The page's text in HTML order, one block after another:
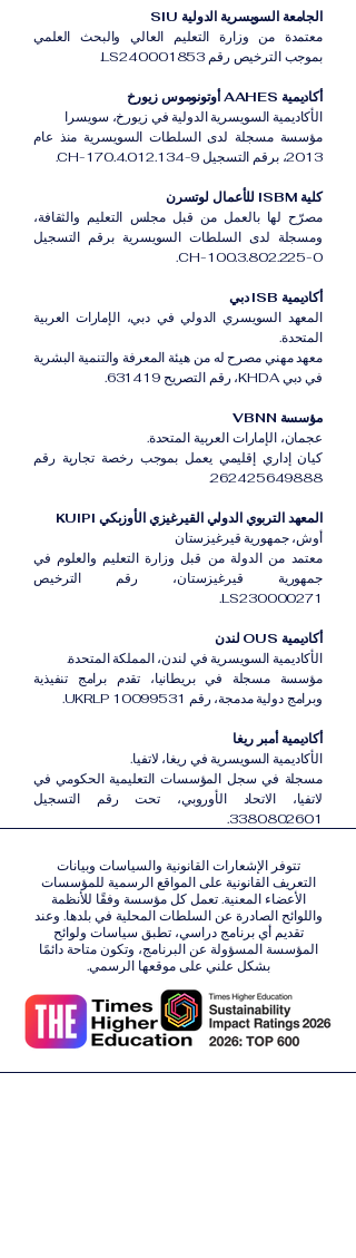
الجامعة السويسرية الدولية SIU
معتمدة من وزارة التعليم العالي والبحث العلمي
بموجب الترخيص رقم LS240001853.
أكاديمية AAHES أوتونوموس زيورخ
الأكاديمية السويسرية الدولية في زيورخ، سويسرا
مؤسسة مسجلة لدى السلطات السويسرية منذ عام
2013، برقم التسجيل CH-170.4.012.134-9.
كلية ISBM للأعمال لوتسرن
مصرّح لها بالعمل من قبل مجلس التعليم والثقافة،
ومسجلة لدى السلطات السويسرية برقم التسجيل
CH-100.3.802.225-0.
أكاديمية ISB دبي
المعهد السويسري الدولي في دبي، الإمارات العربية
المتحدة.
معهد مهني مصرح له من هيئة المعرفة والتنمية البشرية
في دبي KHDA، رقم التصريح 631419.
مؤسسة VBNN
عجمان، الإمارات العربية المتحدة.
كيان إداري إقليمي يعمل بموجب رخصة تجارية رقم
262425649888.
المعهد التربوي الدولي القيرغيزي الأوزبكي KUIPI
أوش، جمهورية قيرغيزستان
معتمد من الدولة من قبل وزارة التعليم والعلوم في
جمهورية قيرغيزستان، رقم الترخيص
LS230000271.
أكاديمية OUS لندن
الأكاديمية السويسرية في لندن، المملكة المتحدة.
مؤسسة مسجلة في بريطانيا، تقدم برامج تنفيذية
وبرامج دولية مدمجة، رقم UKRLP 10099531.
أكاديمية أمبر ريغا
الأكاديمية السويسرية في ريغا، لاتفيا.
مسجلة في سجل المؤسسات التعليمية الحكومي في
لاتفيا، الاتحاد الأوروبي، تحت رقم التسجيل
3380802601.
تتوفر الإشعارات القانونية والسياسات وبيانات
التعريف القانونية على المواقع الرسمية للمؤسسات
الأعضاء المعنية. تعمل كل مؤسسة وفقًا للأنظمة
واللوائح الصادرة عن السلطات المحلية في بلدها. وعند
تقديم أي برنامج دراسي، تطبق سياسات ولوائح
المؤسسة المسؤولة عن البرنامج، وتكون متاحة دائمًا
بشكل علني على موقعها الرسمي.